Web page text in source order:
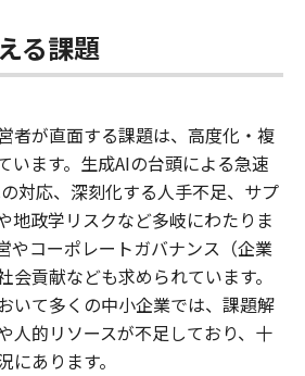
る課題
者が直面する課題は、高度化・複
います。生成AIの台頭による急速
対応、深刻化する人手不足、サプ
地政学リスクなど多岐にわたりま
やコーポレートガバナンス（企業
会貢献なども求められています。
いて多くの中小企業では、課題解
人的リソースが不足しており、十
あります。